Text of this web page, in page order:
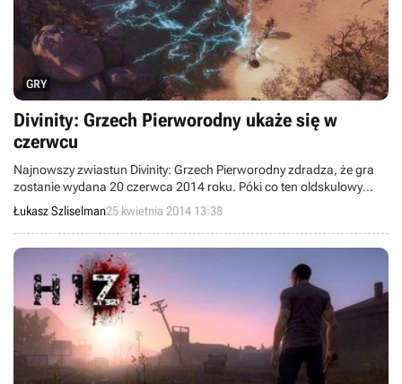
GRY
Divinity: Grzech Pierworodny ukaże się w
czerwcu
Najnowszy zwiastun Divinity: Grzech Pierworodny zdradza, że gra
zostanie wydana 20 czerwca 2014 roku. Póki co ten oldskulowy
RPG dostępny jest w formie płatnej bety, która dziś otrzymała
pokaźną aktualizację.
Łukasz Szliselman25 kwietnia 2014 13:38